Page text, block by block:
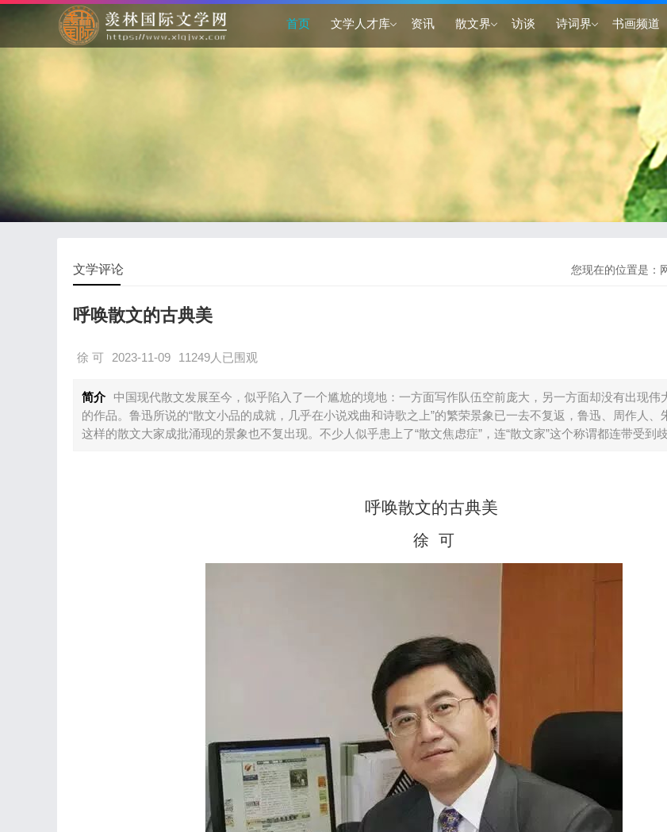
首页 文学人才库 资讯 散文界 访谈 诗词界 书画频道
您现在的位置是：
文学评论
呼唤散文的古典美
徐 可 2023-11-09 11249人已围观
简介
中国现代散文发展至今，似乎陷入了一个尴尬的境地：一方面写作队伍空前庞大，另一方面却没有出现伟
的作品。鲁迅所说的“散文小品的成就，几乎在小说戏曲和诗歌之上”的繁荣景象已一去不复返，鲁迅、周作人、
这样的散文大家成批涌现的景象也不复出现。不少人似乎患上了“散文焦虑症”，连“散文家”这个称谓都连带受到歧
呼唤散文的古典美
徐 可